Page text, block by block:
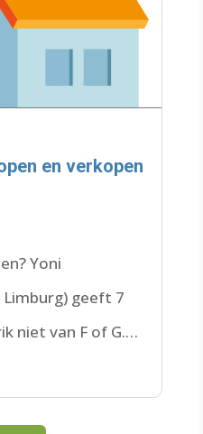
en verkopen
Yoni
geeft 7
niet van F of G.
hier verder.